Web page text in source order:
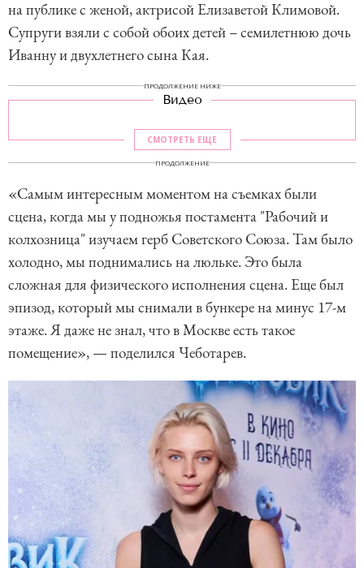
на публике с женой, актрисой Елизаветой Климовой.
Супруги взяли с собой обоих детей – семилетнюю дочь
Иванну и двухлетнего сына Кая.
ПРОДОЛЖЕНИЕ НИЖЕ
Видео
СМОТРЕТЬ ЕЩЕ
ПРОДОЛЖЕНИЕ
«Самым интересным моментом на съемках были
сцена, когда мы у подножья постамента "Рабочий и
колхозница" изучаем герб Советского Союза. Там было
холодно, мы поднимались на люльке. Это была
сложная для физического исполнения сцена. Еще был
эпизод, который мы снимали в бункере на минус 17-м
этаже. Я даже не знал, что в Москве есть такое
помещение», — поделился Чеботарев.